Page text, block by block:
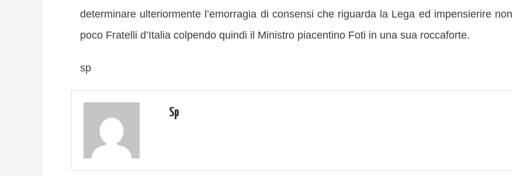
determinare ulteriormente l’emorragia di consensi che riguarda la Lega ed impensierire non
poco Fratelli d’Italia colpendo quindi il Ministro piacentino Foti in una sua roccaforte.
sp
Sp